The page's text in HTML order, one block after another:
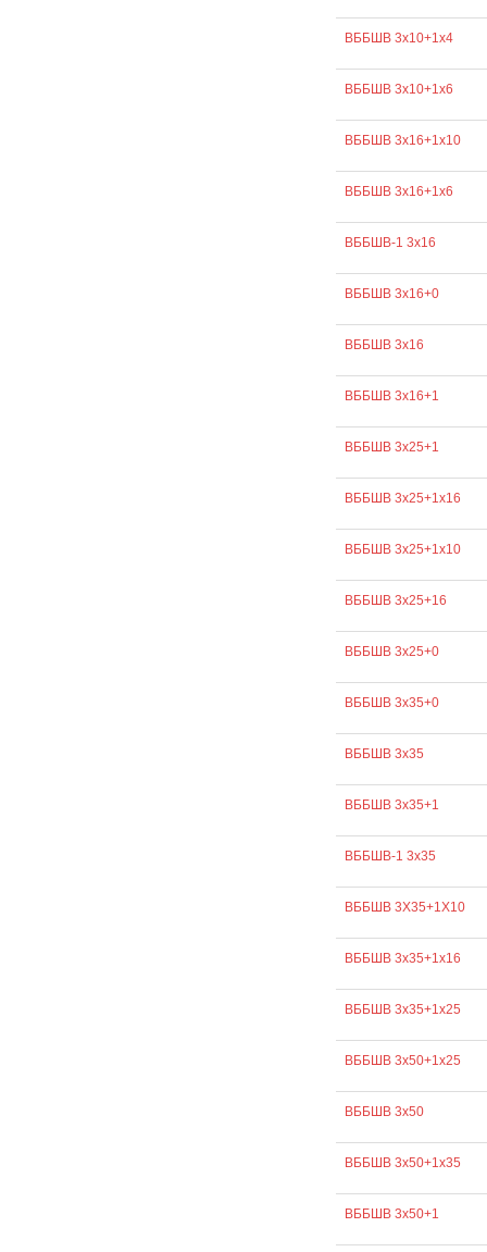
ВББШВ 3х10+1х4
ВББШВ 3х10+1х6
ВББШВ 3х16+1х10
ВББШВ 3х16+1х6
ВББШВ-1 3х16
ВББШВ 3х16+0
ВББШВ 3х16
ВББШВ 3х16+1
ВББШВ 3х25+1
ВББШВ 3х25+1х16
ВББШВ 3х25+1х10
ВББШВ 3х25+16
ВББШВ 3х25+0
ВББШВ 3х35+0
ВББШВ 3х35
ВББШВ 3х35+1
ВББШВ-1 3х35
ВББШВ 3Х35+1Х10
ВББШВ 3х35+1х16
ВББШВ 3х35+1х25
ВББШВ 3х50+1х25
ВББШВ 3х50
ВББШВ 3х50+1х35
ВББШВ 3х50+1